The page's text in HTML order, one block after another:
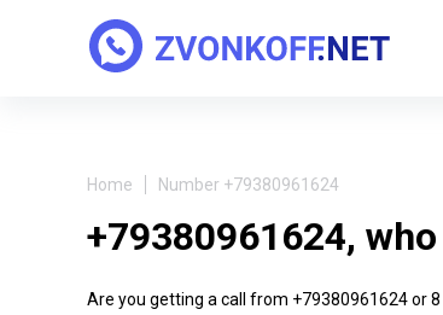
Home Number +79380961624
+79380961624,
Are you getting a call from +79380961624 or